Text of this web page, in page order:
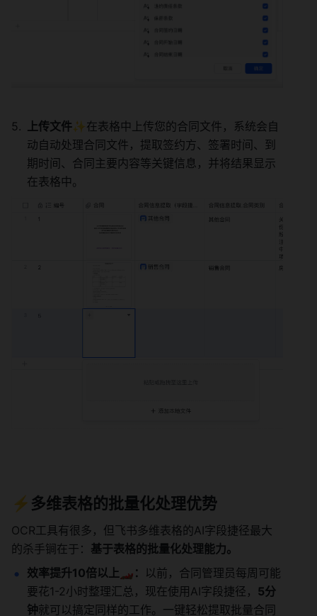
上传文件✨在表格中上传您的合同文件，系统会自
动自动处理合同文件，提取签约方、签署时间、到
期时间、合同主要内容等关键信息，并将结果显示
在表格中。
⚡️多维表格的批量化处理优势
OCR工具有很多，但飞书多维表格的AI字段捷径最大
的杀手锏在于： 基于表格的批量化处理能力。
效率提升10倍以上🏎️： 以前，合同管理员每周可能
要花1-2小时整理汇总，现在使用AI字段捷径， 5分
钟就可以搞定同样的工作。一键轻松提取批量合同